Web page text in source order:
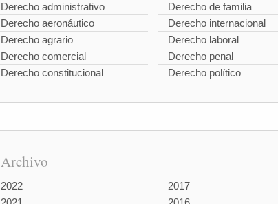
Derecho administrativo
Derecho aeronáutico
Derecho agrario
Derecho comercial
Derecho constitucional
Derecho de familia
Derecho internacional
Derecho laboral
Derecho penal
Derecho político
Archivo
2022
2017